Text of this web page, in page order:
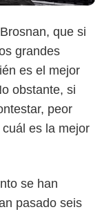
que si
grandes
es el mejor
obstante, si
peor
es la mejor
se han
pasado seis